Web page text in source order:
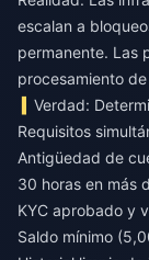
escalan a
permanente. Las
procesamiento
Verdad:
Requisitos
Antigüedad de
30 horas en más
KYC aprobado y
Saldo mínimo